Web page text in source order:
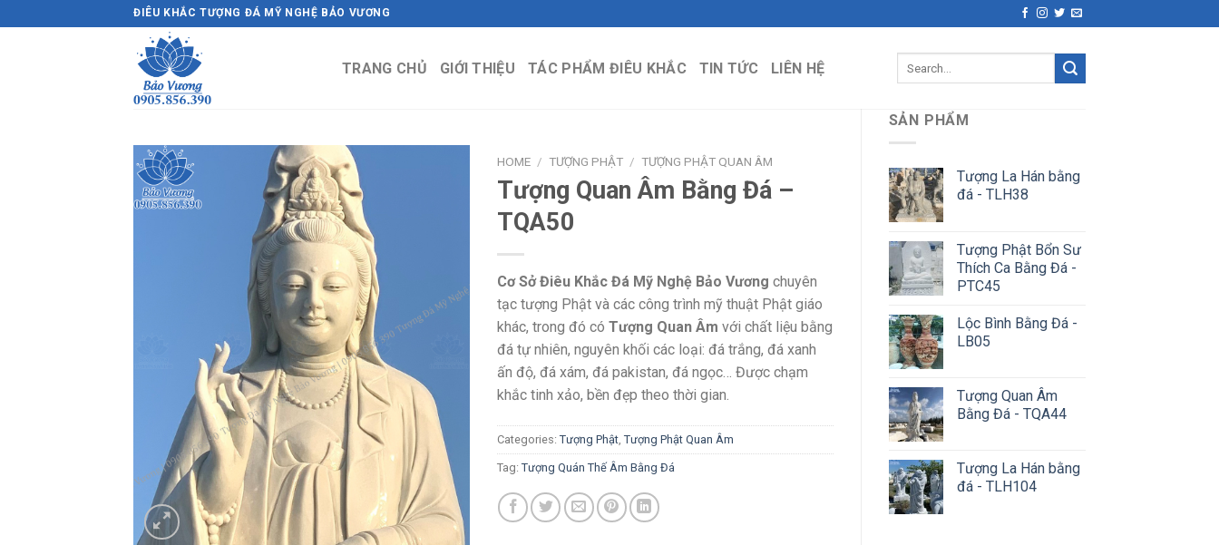
to
ĐIÊU KHẮC TƯỢNG ĐÁ MỸ NGHỆ BẢO VƯƠNG
TRANG CHỦ GIỚI THIỆU TÁC PHẨM ĐIÊU KHẮC TIN TỨC LIÊN HỆ
SẢN PHẨM
Tượng La Hán bằng
đá - TLH38
Tượng Phật Bổn Sư
Thích Ca Bằng Đá -
PTC45
Lộc Bình Bằng Đá -
LB05
Tượng Quan Âm
Bằng Đá - TQA44
Tượng La Hán bằng
đá - TLH104
HOME / TƯỢNG PHẬT / TƯỢNG PHẬT QUAN ÂM
Tượng Quan Âm Bằng Đá –
TQA50
Cơ Sở Điêu Khắc Đá Mỹ Nghệ Bảo Vương chuyên
tạc tượng Phật và các công trình mỹ thuật Phật giáo
khác, trong đó có Tượng Quan Âm với chất liệu bằng
đá tự nhiên, nguyên khối các loại: đá trắng, đá xanh
ấn độ, đá xám, đá pakistan, đá ngọc… Được chạm
khắc tinh xảo, bền đẹp theo thời gian.
Categories: Tượng Phật, Tượng Phật Quan Âm
Tag: Tượng Quán Thế Âm Bằng Đá